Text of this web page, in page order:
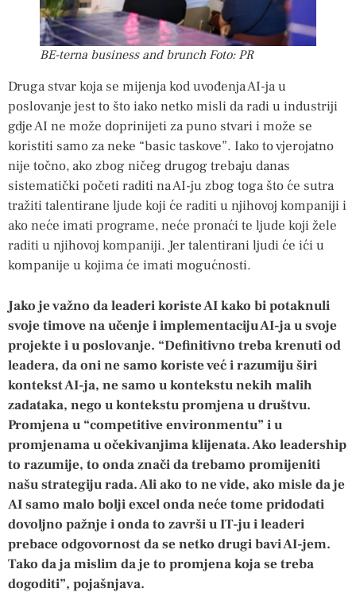
BE-terna business and brunch Foto: PR
Druga stvar koja se mijenja kod uvođenja AI-ja u
poslovanje jest to što iako netko misli da radi u industriji
gdje AI ne može doprinijeti za puno stvari i može se
koristiti samo za neke “basic taskove”. Iako to vjerojatno
nije točno, ako zbog ničeg drugog trebaju danas
sistematički početi raditi na AI-ju zbog toga što će sutra
tražiti talentirane ljude koji će raditi u njihovoj kompaniji i
ako neće imati programe, neće pronaći te ljude koji žele
raditi u njihovoj kompaniji. Jer talentirani ljudi će ići u
kompanije u kojima će imati mogućnosti.
Jako je važno da leaderi koriste AI kako bi potaknuli
svoje timove na učenje i implementaciju AI-ja u svoje
projekte i u poslovanje. “Definitivno treba krenuti od
leadera, da oni ne samo koriste već i razumiju širi
kontekst AI-ja, ne samo u kontekstu nekih malih
zadataka, nego u kontekstu promjena u društvu.
Promjena u “competitive environmentu” i u
promjenama u očekivanjima klijenata. Ako leadership
to razumije, to onda znači da trebamo promijeniti
našu strategiju rada. Ali ako to ne vide, ako misle da je
AI samo malo bolji excel onda neće tome pridodati
dovoljno pažnje i onda to završi u IT-ju i leaderi
prebace odgovornost da se netko drugi bavi AI-jem.
Tako da ja mislim da je to promjena koja se treba
dogoditi”, pojašnjava.